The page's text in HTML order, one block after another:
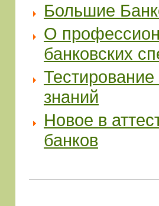
Большие
О
банковских
знаний
Новое в
банков